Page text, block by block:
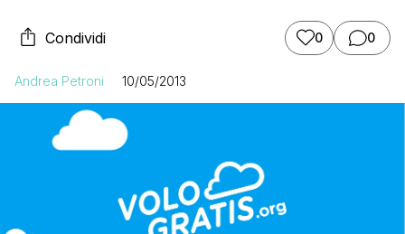
Condividi 0 0
Andrea Petroni 10/05/2013